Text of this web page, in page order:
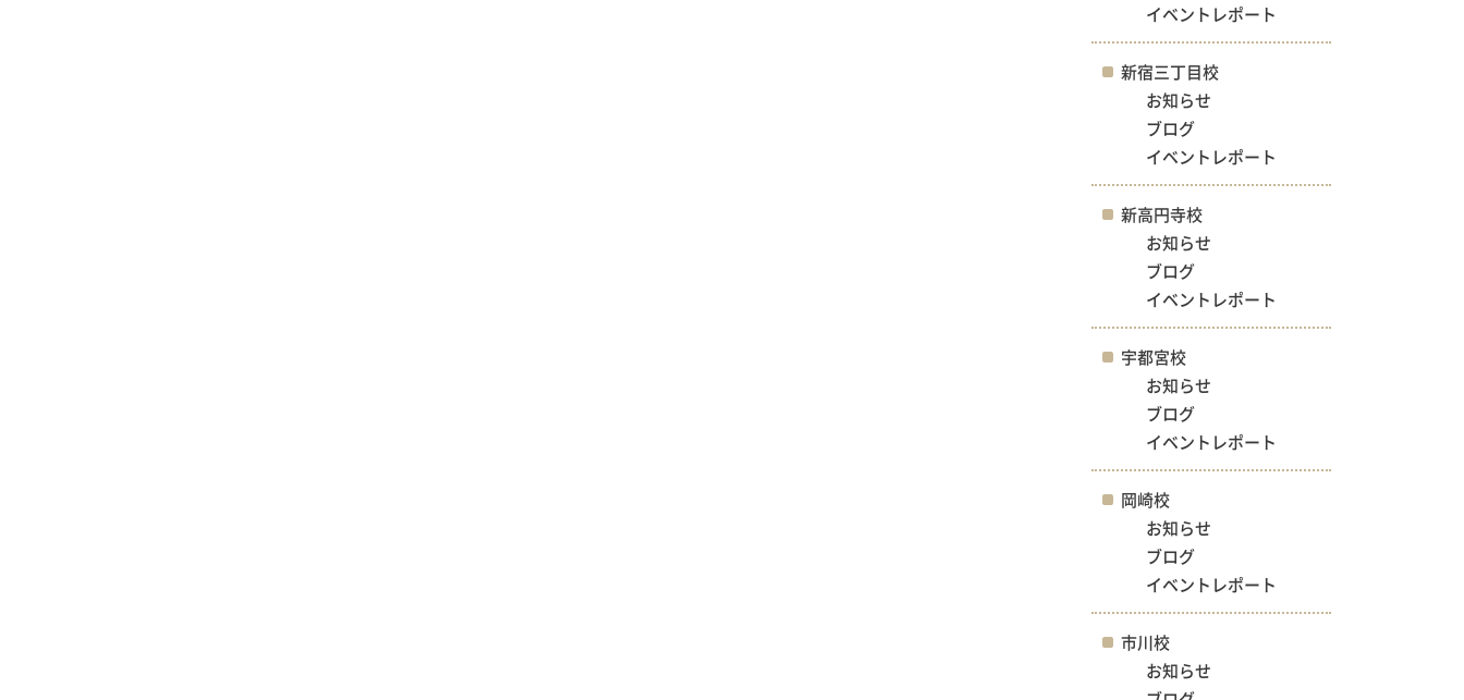
イベントレポート
新宿三丁目校
お知らせ
ブログ
イベントレポート
新高円寺校
お知らせ
ブログ
イベントレポート
宇都宮校
お知らせ
ブログ
イベントレポート
岡崎校
お知らせ
ブログ
イベントレポート
市川校
お知らせ